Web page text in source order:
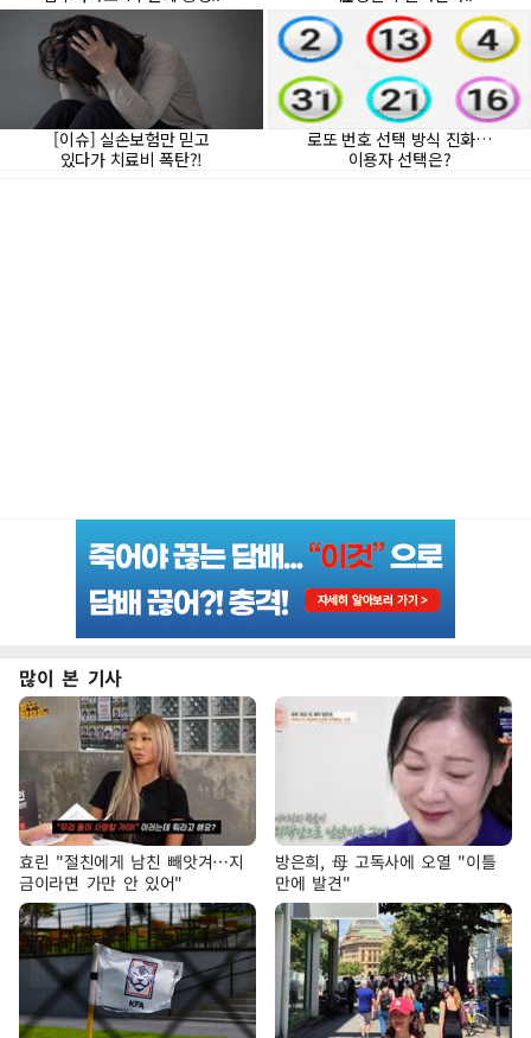
많이 본 기사
효린 "절친에게 남친 빼앗겨…지
금이라면 가만 안 있어"
방은희, 母 고독사에 오열 "이틀
만에 발견"